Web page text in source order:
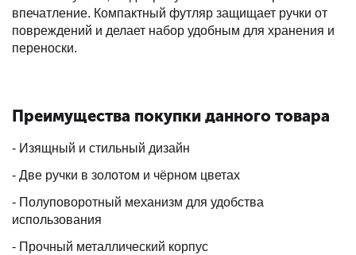
впечатление. Компактный футляр защищает ручки от
повреждений и делает набор удобным для хранения и
переноски.
Преимущества покупки данного товара
- Изящный и стильный дизайн
- Две ручки в золотом и чёрном цветах
- Полуповоротный механизм для удобства
использования
- Прочный металлический корпус